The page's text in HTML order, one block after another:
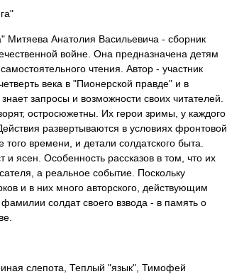
Митяева Анатолия Васильевича - сборник
войне. Она предназначена детям
чтения. Автор - участник
века в "Пионерской правде" и в
запросы и возможности своих читателей.
остросюжетны. Их герои зримы, у каждого
развертываются в условиях фронтовой
того времени, и детали солдатского быта.
и ясен. Особенность рассказов в том, что их
а реальное событие. Поскольку
и в них много авторского, действующим
солдат своего взвода - в память о
слепота, Теплый "язык", Тимофей